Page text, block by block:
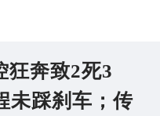
狂奔致2死3
未踩刹车；传